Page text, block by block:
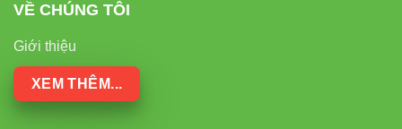
VỀ CHÚNG TÔI
Giới thiệu
XEM THÊM...